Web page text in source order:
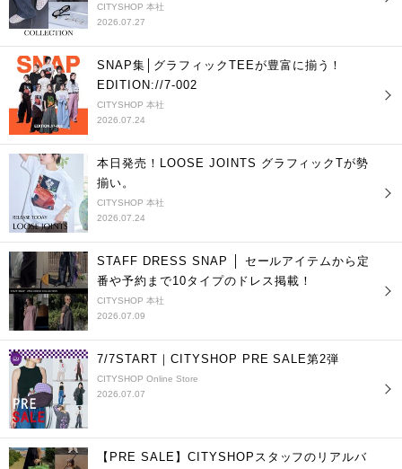
CITYSHOP 本社
2026.07.27
SNAP集│グラフィックTEEが豊富に揃う！
EDITION://7-002
CITYSHOP 本社
2026.07.24
本日発売！LOOSE JOINTS グラフィックTが勢
揃い。
CITYSHOP 本社
2026.07.24
STAFF DRESS SNAP │ セールアイテムから定
番や予約まで10タイプのドレス掲載！
CITYSHOP 本社
2026.07.09
7/7START｜CITYSHOP PRE SALE第2弾
CITYSHOP Online Store
2026.07.07
【PRE SALE】CITYSHOPスタッフのリアルバ